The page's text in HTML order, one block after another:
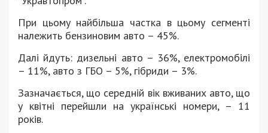
При цьому найбільша частка в цьому сегменті
належить бензиновим авто – 45%.
Далі йдуть: дизельні авто – 36%, електромобілі
– 11%, авто з ГБО – 5%, гібриди – 3%.
Зазначається, що середній вік вживаних авто, що
у квітні перейшли на українські номери, – 11
років.